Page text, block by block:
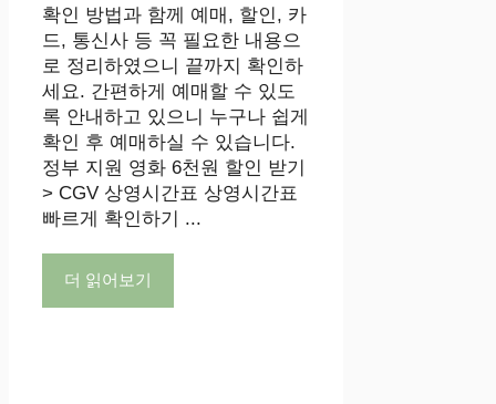
확인 방법과 함께 예매, 할인, 카
드, 통신사 등 꼭 필요한 내용으
로 정리하였으니 끝까지 확인하
세요. 간편하게 예매할 수 있도
록 안내하고 있으니 누구나 쉽게
확인 후 예매하실 수 있습니다.
정부 지원 영화 6천원 할인 받기
> CGV 상영시간표 상영시간표
빠르게 확인하기 ...
더 읽어보기